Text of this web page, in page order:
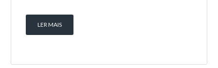
LER MAIS